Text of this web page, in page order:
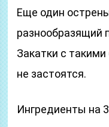
Еще один
разнообразящий
Закатки с
не застоятся.
Ингредиенты на